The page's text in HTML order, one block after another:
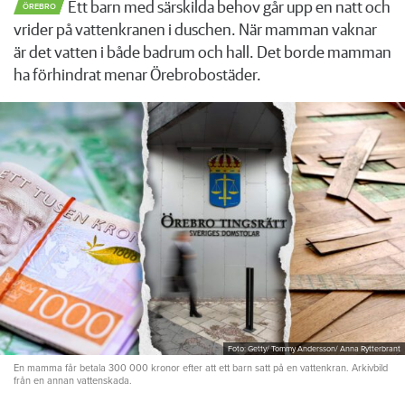
ÖREBRO
Ett barn med särskilda behov går upp en natt och
vrider på vattenkranen i duschen. När mamman vaknar
är det vatten i både badrum och hall. Det borde mamman
ha förhindrat menar Örebrobostäder.
Foto: Getty/ Tommy Andersson/ Anna Rytterbrant
En mamma får betala 300 000 kronor efter att ett barn satt på en vattenkran. Arkivbild
från en annan vattenskada.